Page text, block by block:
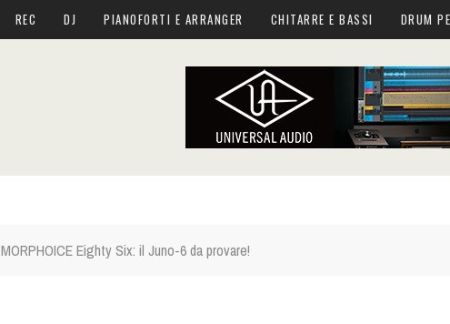
REC DJ PIANOFORTI E ARRANGER CHITARRE E BASSI DRUM
MORPHOICE Eighty Six: il Juno-6 da provare!